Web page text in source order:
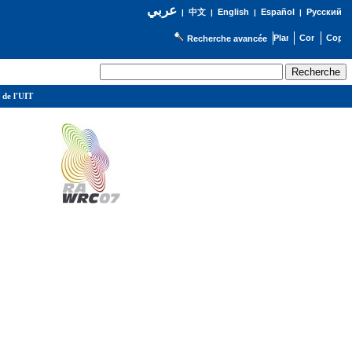
عربي| 中文| English | Español | Русский
Recherche avancée
de l'UIT